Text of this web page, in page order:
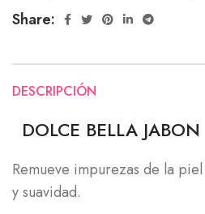
Share:
DESCRIPCIÓN
DOLCE BELLA
Remueve impurezas de la
y suavidad.